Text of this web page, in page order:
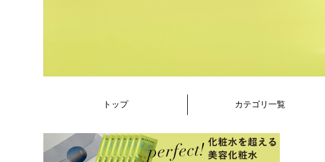
トップ カテゴリ一覧